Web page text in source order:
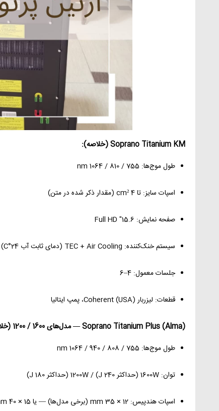
Soprano Titanium KM (خلاصه):
طول موج‌ها: 755 / 810 / 1064 nm
اسپات سایز: تا 4 cm² (مقدار ذکر شده در متن)
صفحه نمایش: 15.6" Full HD
سیستم خنک‌کننده: TEC + Air Cooling (دمای ثابت آب 24°C)
جلسات معمول: 4–6
قطعات: لیزربار Coherent (USA)، پمپ ایتالیا
Soprano Titanium Plus (Alma) — مدل‌های 1600 / 1200 (خلاصه):
طول موج‌ها: 755 / 808 / 940 / 1064 nm
توان: 1600W (حداکثر 240 J) / 1200W (حداکثر 180 J)
اسپات هندپیس: 12 × 35 mm (برخی مدل‌ها) — یا 15 × 40 mm در مشخصه عمومی